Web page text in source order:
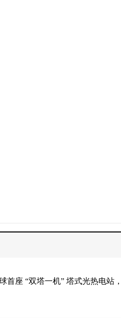
首座 “双塔一机” 塔式光热电站